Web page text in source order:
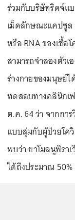
ร่วมกับบริษัทริดจ์แ
เม็ดลักษณะแคปซูล
หรือ RNA ของเชื้อ
สามารถจำลองตัว
ร่างกายของมนุษย์
ทดสอบทางคลินิกเฟ
ต.ค. 64 ว่า จากกา
แบบสุ่มกับผู้ป่วยโค
พบว่า ยาโมลนูพิราเ
ได้ถึงประมาณ